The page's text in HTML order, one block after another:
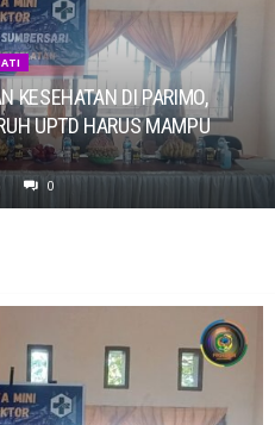
KESEHATAN DI PARIMO,
UPTD HARUS MAMPU
0